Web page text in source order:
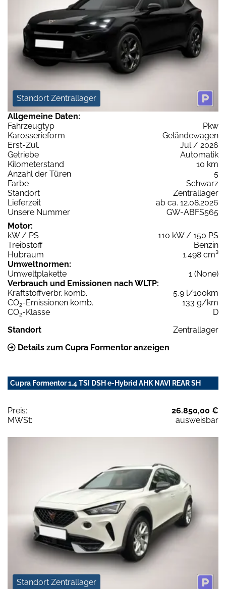
Standort Zentrallager
Allgemeine Daten:
Fahrzeugtyp
Pkw
Karosserieform
Geländewagen
Erst-Zul.
Jul / 2026
Getriebe
Automatik
Kilometerstand
10 km
Anzahl der Türen
5
Farbe
Schwarz
Standort
Zentrallager
Lieferzeit
ab ca. 12.08.2026
Unsere Nummer
GW-ABFS565
Motor:
kW / PS
110 kW / 150 PS
Treibstoff
Benzin
Hubraum
1.498 cm³
Umweltnormen:
Umweltplakette
1 (None)
Verbrauch und Emissionen nach WLTP:
Kraftstoffverbr. komb.
5,9 l/100km
CO2-Emissionen komb.
133 g/km
CO2-Klasse
D
Standort
Zentrallager
Details zum Cupra Formentor anzeigen
Cupra Formentor 1.4 TSI DSH e-Hybrid AHK NAVI REAR SH
Preis:
26.850,00 €
MWSt:
ausweisbar
Standort Zentrallager